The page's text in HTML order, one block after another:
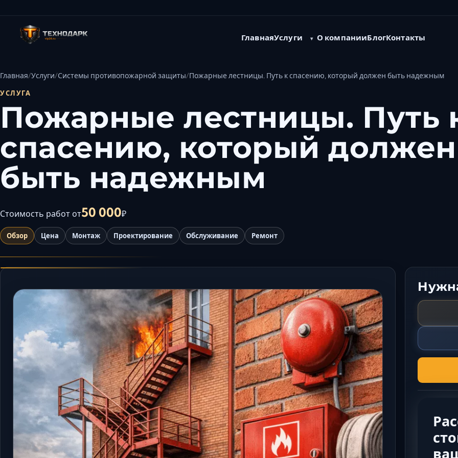
ГлавнаяУслуги О компанииБлогКонтакты
Главная Услуги Системы противопожарной защиты Пожарные лестницы. Путь к спасению, который должен быть надежным
УСЛУГА
Пожарные лестницы. Путь
спасению, который должен
быть надежным
Стоимость работ от50 000₽
Обзор Цена Монтаж Проектирование Обслуживание Ремонт